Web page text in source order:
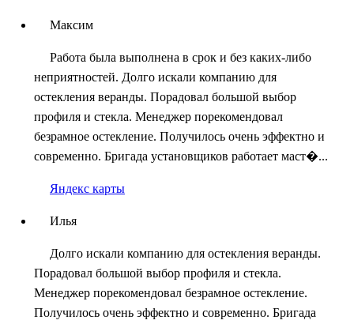
Максим
Работа была выполнена в срок и без каких-либо
неприятностей. Долго искали компанию для
остекления веранды. Порадовал большой выбор
профиля и стекла. Менеджер порекомендовал
безрамное остекление. Получилось очень эффектно и
современно. Бригада установщиков работает маст�...
Яндекс карты
Илья
Долго искали компанию для остекления веранды.
Порадовал большой выбор профиля и стекла.
Менеджер порекомендовал безрамное остекление.
Получилось очень эффектно и современно. Бригада